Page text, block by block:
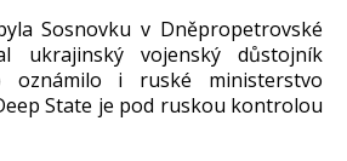
Sosnovku v Dněpropetrovské
ukrajinský vojenský důstojník
oznámilo i ruské ministerstvo
State je pod ruskou kontrolou